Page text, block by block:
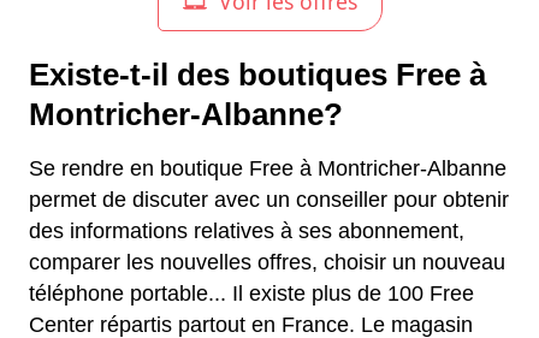
Existe-t-il des boutiques Free à
Montricher-Albanne?
Se rendre en boutique Free à Montricher-Albanne
permet de discuter avec un conseiller pour obtenir
des informations relatives à ses abonnement,
comparer les nouvelles offres, choisir un nouveau
téléphone portable... Il existe plus de 100 Free
Center répartis partout en France. Le magasin